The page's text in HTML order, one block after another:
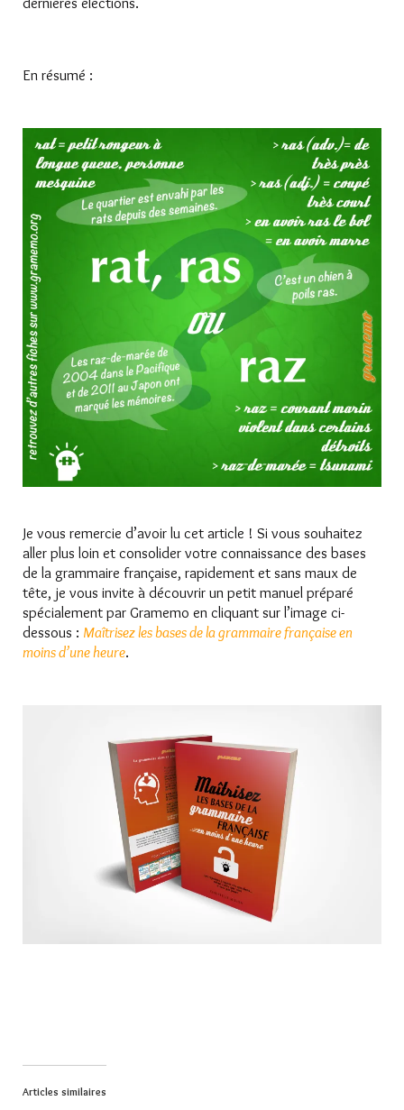
En résumé :
Je vous remercie d’avoir lu cet article ! Si vous souhaitez
aller plus loin et consolider votre connaissance des bases
de la grammaire française, rapidement et sans maux de
tête, je vous invite à découvrir un petit manuel préparé
spécialement par Gramemo en cliquant sur l’image ci-
dessous : Maîtrisez les bases de la grammaire française en
moins d’une heure.
Articles similaires